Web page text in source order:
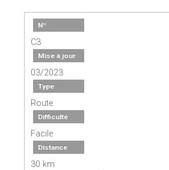
Nº
C3
Mise à jour
03/2023
Type
Route
Difficulté
Facile
Distance
30 km